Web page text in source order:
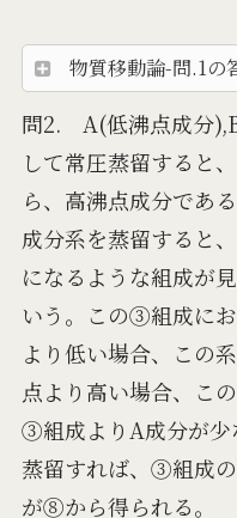
物質移動論-問.1の
問2. A(低沸点成分
して常圧蒸留すると
ら、高沸点成分であ
成分系を蒸留すると
になるような組成が
いう。この③組成に
より低い場合、この
点より高い場合、こ
③組成よりA成分が少
蒸留すれば、③組成
が⑧から得られる。